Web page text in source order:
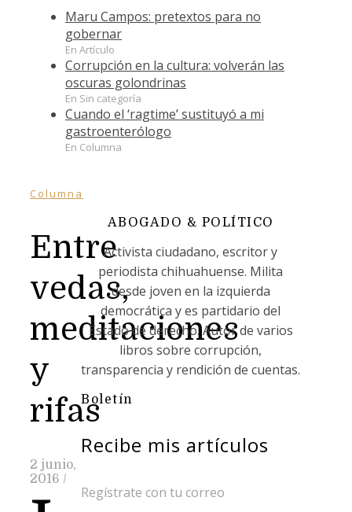
Maru Campos: pretextos para no
gobernar
En Artículo
Corrupción en la cultura: volverán las
oscuras golondrinas
En Sin categoría
Cuando el ‘ragtime’ sustituyó a mi
gastroenterólogo
En Columna
Columna
Entre
vedas,
meditaciones
y
rifas
2 junio,
2016 /
ABOGADO & POLÍTICO
Activista ciudadano, escritor y
periodista chihuahuense. Milita
desde joven en la izquierda
democrática y es partidario del
Estado de derecho. Autor de varios
libros sobre corrupción,
transparencia y rendición de cuentas.
Boletín
Recibe mis artículos
Regístrate con tu correo